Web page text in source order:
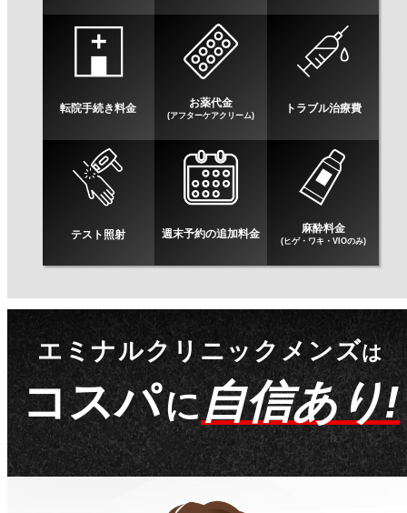
転院手続き料金 お薬代金
(アフターケアクリーム)
トラブル治療費
テスト照射 週末予約の追加料金 麻酔料金
(ヒゲ・ワキ・VIOのみ)
エミナルクリニックメンズは
コスパに自信あり!